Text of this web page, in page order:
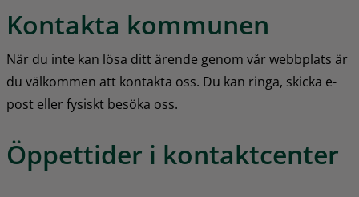
Kontakta kommunen
När du inte kan lösa ditt ärende genom vår webbplats är
du välkommen att kontakta oss. Du kan ringa, skicka e-
post eller fysiskt besöka oss.
Öppettider i kontaktcenter